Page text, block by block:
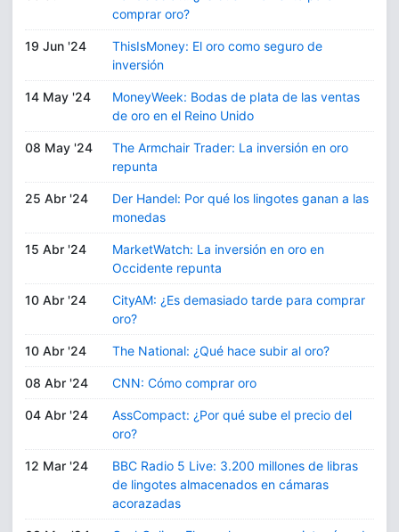
comprar oro?
19 Jun '24
ThisIsMoney: El oro como seguro de
inversión
14 May '24
MoneyWeek: Bodas de plata de las ventas
de oro en el Reino Unido
08 May '24
The Armchair Trader: La inversión en oro
repunta
25 Abr '24
Der Handel: Por qué los lingotes ganan a las
monedas
15 Abr '24
MarketWatch: La inversión en oro en
Occidente repunta
10 Abr '24
CityAM: ¿Es demasiado tarde para comprar
oro?
10 Abr '24 The National: ¿Qué hace subir al oro?
08 Abr '24 CNN: Cómo comprar oro
04 Abr '24
AssCompact: ¿Por qué sube el precio del
oro?
12 Mar '24
BBC Radio 5 Live: 3.200 millones de libras
de lingotes almacenados en cámaras
acorazadas